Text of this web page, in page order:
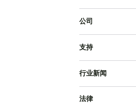
公司
支持
行业新闻
法律